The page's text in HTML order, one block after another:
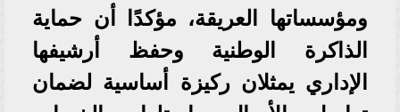
ومؤسساتها العريقة، مؤكدًا أن حماية
الذاكرة الوطنية وحفظ أرشيفها
الإداري يمثلان ركيزة أساسية لضمان